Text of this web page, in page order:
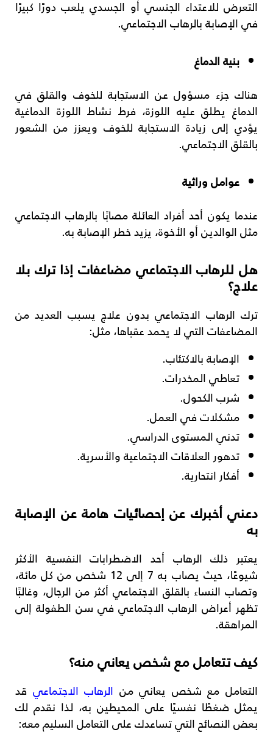
التعرض للاعتداء الجنسي أو الجسدي يلعب دورًا كبيرًا
في الإصابة بالرهاب الاجتماعي.
بنية الدماغ
هناك جزء مسؤول عن الاستجابة للخوف والقلق في
الدماغ يطلق عليه اللوزة، فرط نشاط اللوزة الدماغية
يؤدي إلى زيادة الاستجابة للخوف ويعزز من الشعور
بالقلق الاجتماعي.
عوامل وراثية
عندما يكون أحد أفراد العائلة مصابًا بالرهاب الاجتماعي
مثل الوالدين أو الأخوة، يزيد خطر الإصابة به.
هل للرهاب الاجتماعي مضاعفات إذا ترك بلا
علاج؟
ترك الرهاب الاجتماعي بدون علاج يسبب العديد من
المضاعفات التي لا يحمد عقباها، مثل:
الإصابة بالاكتئاب.
تعاطي المخدرات.
شرب الكحول.
مشكلات في العمل.
تدني المستوى الدراسي.
تدهور العلاقات الاجتماعية والأسرية.
أفكار انتحارية.
دعني أخبرك عن إحصائيات هامة عن الإصابة
به
يعتبر ذلك الرهاب أحد الاضطرابات النفسية الأكثر
شيوعًا، حيث يصاب به 7 إلى 12 شخص من كل مائة،
وتصاب النساء بالقلق الاجتماعي أكثر من الرجال، وغالبًا
تظهر أعراض الرهاب الاجتماعي في سن الطفولة إلى
المراهقة.
كيف تتعامل مع شخص يعاني منه؟
التعامل مع شخص يعاني من الرهاب الاجتماعي قد
يمثل ضغطًا نفسيًا على المحيطين به، لذا نقدم لك
بعض النصائح التي تساعدك على التعامل السليم معه: